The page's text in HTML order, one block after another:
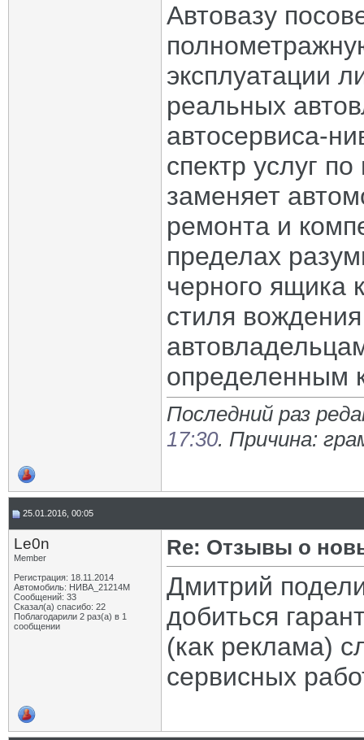
Автовазу
эксплуатации
реальных
автосервиса-
спектр услуг
заменяет
ремонта и
пределах
черного ящика
стиля
определенным
Последний раз
17:30. Причина:
25.01.2016, 00:05
Le0n
Member
Регистрация: 18.11.2014
Автомобиль: НИВА_21214М
Сообщений: 33
Сказал(а) спасибо: 22
Поблагодарили 2 раз(а) в 1
сообщении
Re: Отзывы о
Дмитрий
добиться
(как реклама)
сервисных